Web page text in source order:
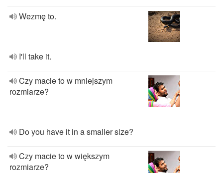
Wezmę to.
I'll take it.
Czy macie to w mniejszym
rozmiarze?
Do you have it in a smaller size?
Czy macie to w większym
rozmiarze?